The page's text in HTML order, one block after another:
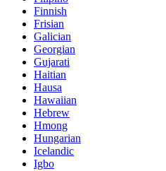
Finnish
Frisian
Galician
Georgian
Gujarati
Haitian
Hausa
Hawaiian
Hebrew
Hmong
Hungarian
Icelandic
Igbo